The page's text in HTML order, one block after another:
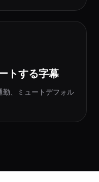
トする字幕
勤、ミュートデフォル